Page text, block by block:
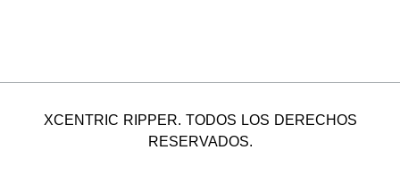
XCENTRIC RIPPER. TODOS LOS DERECHOS
RESERVADOS.